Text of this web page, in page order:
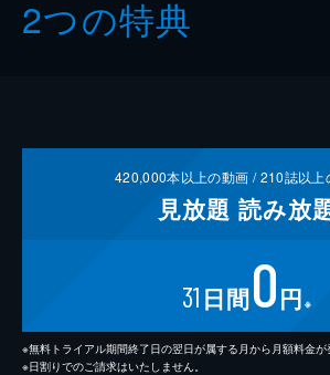
2つの特典
420,000本以上の動画 /210誌以上
見放題 読み放
31 日間0円 ※
※無料トライアル期間終了日の翌日が属する月から月額料金が
※日割りでのご請求はいたしません。